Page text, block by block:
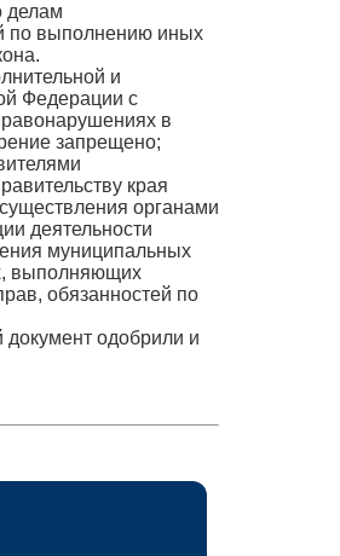
делам
по выполнению иных
и
Федерации с
в
запрещено;
края
органами
деятельности
муниципальных
выполняющих
обязанностей по
документ одобрили и